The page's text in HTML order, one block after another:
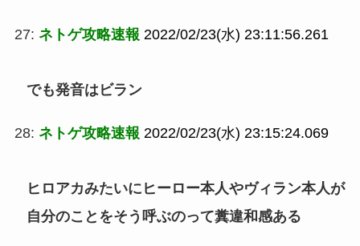
27: ネトゲ攻略速報 2022/02/23(水) 23:11:56.261
でも発音はビラン
28: ネトゲ攻略速報 2022/02/23(水) 23:15:24.069
ヒロアカみたいにヒーロー本人やヴィラン本人が
自分のことをそう呼ぶのって糞違和感ある